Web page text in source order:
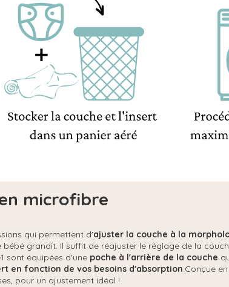
microfibre
qui permettent d'ajuster la couche à la
grandit. Il suffit de réajuster le réglage de la
sont équipées d'une poche à l'arrière de la couche
en fonction de vos besoins d'absorption.Conçue en
pour un ajustement idéal !